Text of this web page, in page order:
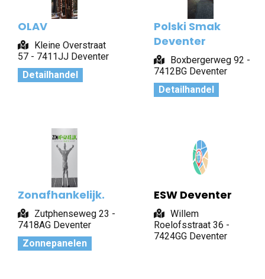
OLAV
Kleine Overstraat
57 - 7411JJ Deventer
Detailhandel
Polski Smak
Deventer
Boxbergerweg 92 -
7412BG Deventer
Detailhandel
Zonafhankelijk.
Zutphenseweg 23 -
7418AG Deventer
Zonnepanelen
ESW Deventer
Willem
Roelofsstraat 36 -
7424GG Deventer